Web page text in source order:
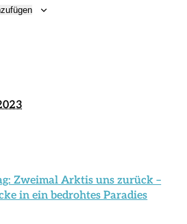
Zweimal Arktis uns zurück –
in ein bedrohtes Paradies